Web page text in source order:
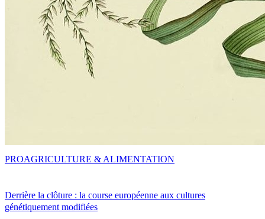
Derrière la clôture : la course européenne aux cultures
génétiquement modifiées
PROAGRICULTURE & ALIMENTATION